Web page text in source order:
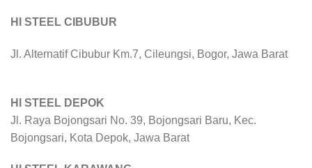
HI STEEL CIBUBUR
Jl. Alternatif Cibubur Km.7, Cileungsi, Bogor, Jawa Barat
HI STEEL DEPOK
Jl. Raya Bojongsari No. 39, Bojongsari Baru, Kec.
Bojongsari, Kota Depok, Jawa Barat